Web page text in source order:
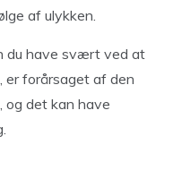
af ulykken.
du have svært ved at
er forårsaget af den
og det kan have